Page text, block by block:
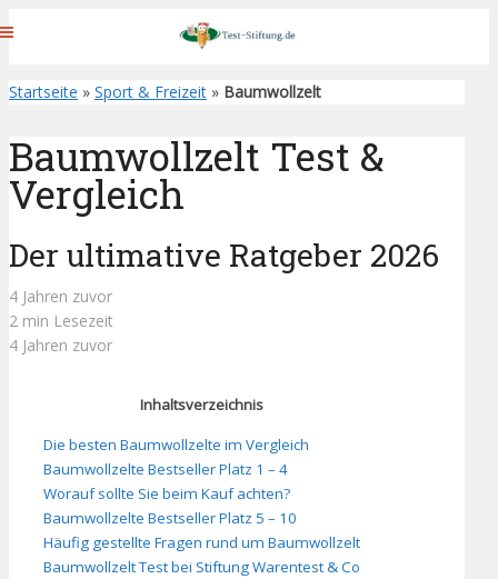
Startseite » Sport & Freizeit » Baumwollzelt
Baumwollzelt Test &
Vergleich
Der ultimative Ratgeber 2026
4 Jahren zuvor
2 min Lesezeit
4 Jahren zuvor
Inhaltsverzeichnis
Die besten Baumwollzelte im Vergleich
Baumwollzelte Bestseller Platz 1 – 4
Worauf sollte Sie beim Kauf achten?
Baumwollzelte Bestseller Platz 5 – 10
Häufig gestellte Fragen rund um Baumwollzelt
Baumwollzelt Test bei Stiftung Warentest & Co